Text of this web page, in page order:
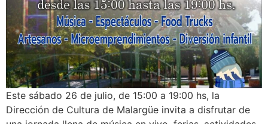
Este sábado 26 de julio, de 15:00 a 19:00 hs, la
Dirección de Cultura de Malargüe invita a disfrutar de